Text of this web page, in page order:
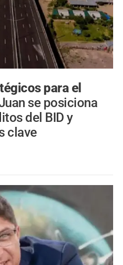
para el
se posiciona
del BID y
clave